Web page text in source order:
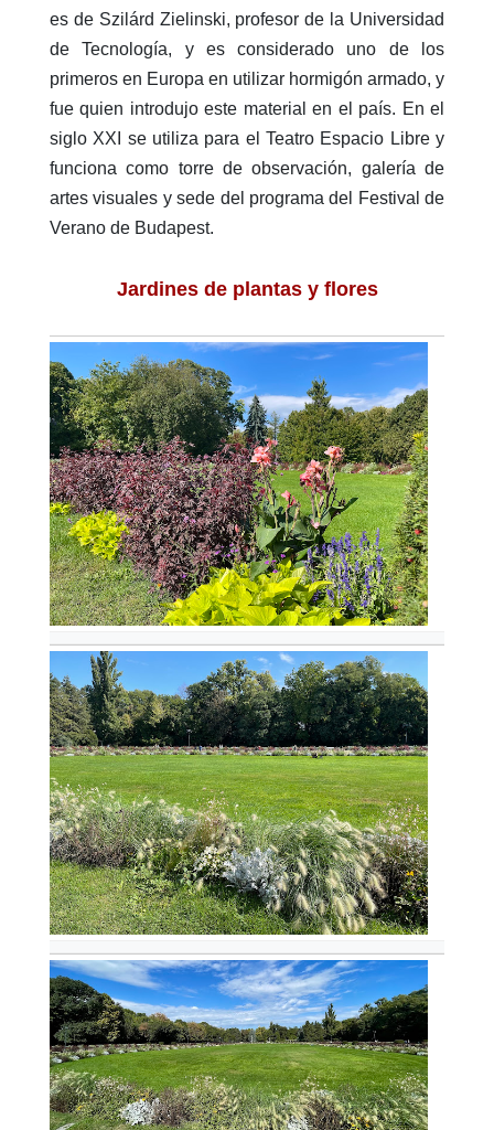
es de Szilárd Zielinski, profesor de la Universidad
de Tecnología, y es considerado uno de los
primeros en Europa en utilizar hormigón armado, y
fue quien introdujo este material en el país. En el
siglo XXI se utiliza para el Teatro Espacio Libre y
funciona como torre de observación, galería de
artes visuales y sede del programa del Festival de
Verano de Budapest.
Jardines de plantas y flores